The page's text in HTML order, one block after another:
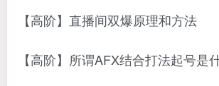
【高阶】直播间双爆原理和方法
【高阶】所谓AFX结合打法起号是